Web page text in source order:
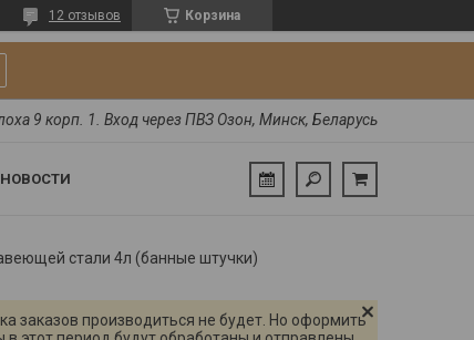
Корзина
12 отзывов
9 корп. 1. Вход через ПВЗ Озон, Минск, Беларусь
НОВОСТИ
стали 4л (банные штучки)
заказов производиться не будет. Но оформить